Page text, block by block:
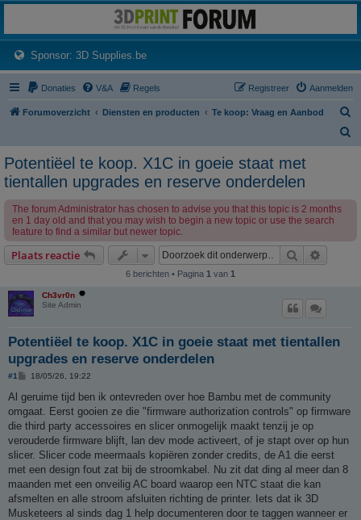
Het 3D print forum van de Benelux na de sluiting van 3dprintforum.nl
Sponsor: 3D Supplies.be(Opens a new tab)
Donaties V&A Regels Aanmelden
Registreer
Forumoverzicht Diensten en producten Te koop: Vraag en Aanbod
Potentiëel te koop. X1C in goeie staat met
tientallen upgrades en reserve onderdelen
The forum Administrator has chosen to advise you that this topic is 2 months
en 1 day old and that you may wish to begin a new topic or use the search
feature to find a similar but newer topic.
Plaats reactie Zoek
6 berichten • Pagina 1 van 1
Ch3vr0n
Site Admin
Potentiëel te koop. X1C in goeie staat met tientallen
upgrades en reserve onderdelen
#1
B
r
c
h
18/05/26, 19:22
Al geruime tijd ben ik ontevreden over hoe Bambu met de community
omgaat. Eerst gooien ze die "firmware authorization controls" op firmware
die third party accessoires en slicer onmogelijk maakt tenzij je op
verouderde firmware blijft, lan dev mode activeert, of je stapt over op hun
slicer. Slicer code meermaals kopiëren zonder credits, de A1 die eerst
met een design fout zat bij de stroomkabel. Nu zit dat ding al meer dan 8
maanden met een onveilig AC board waarop een NTC staat die kan
afsmelten en alle stroom afsluiten richting de printer. Iets dat ik 3D
Musketeers al sinds dag 1 help documenteren door te taggen wanneer er